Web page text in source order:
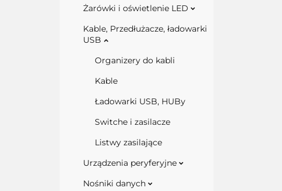
Żarówki i oświetlenie LED
Kable, Przedłużacze, ładowarki
USB
Organizery do kabli
Kable
Ładowarki USB, HUBy
Switche i zasilacze
Listwy zasilające
Urządzenia peryferyjne
Nośniki danych